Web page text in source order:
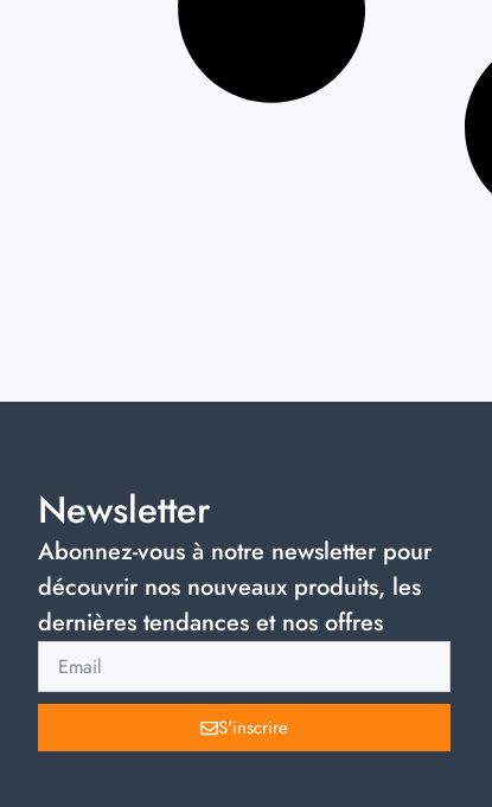
Newsletter
Abonnez-vous à notre newsletter pour
découvrir nos nouveaux produits, les
dernières tendances et nos offres
S'inscrire